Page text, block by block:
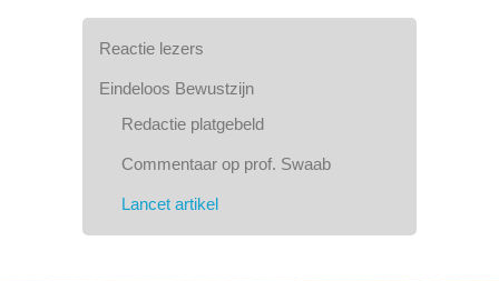
Reactie lezers
Eindeloos Bewustzijn
Redactie platgebeld
Commentaar op prof. Swaab
Lancet artikel